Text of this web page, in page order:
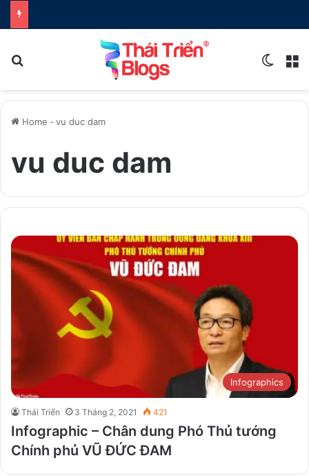
Home - vu duc dam
vu duc dam
Infographics
Thái Triển 3 Tháng 2, 2021 421
Infographic – Chân dung Phó Thủ tướng
Chính phủ VŨ ĐỨC ĐAM